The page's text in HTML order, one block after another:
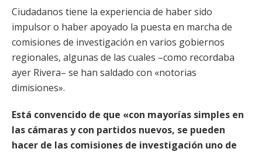
Ciudadanos tiene la experiencia de haber sido
impulsor o haber apoyado la puesta en marcha de
comisiones de investigación en varios gobiernos
regionales, algunas de las cuales –como recordaba
ayer Rivera– se han saldado con «notorias
dimisiones».
Está convencido de que «con mayorías simples en
las cámaras y con partidos nuevos, se pueden
hacer de las comisiones de investigación uno de